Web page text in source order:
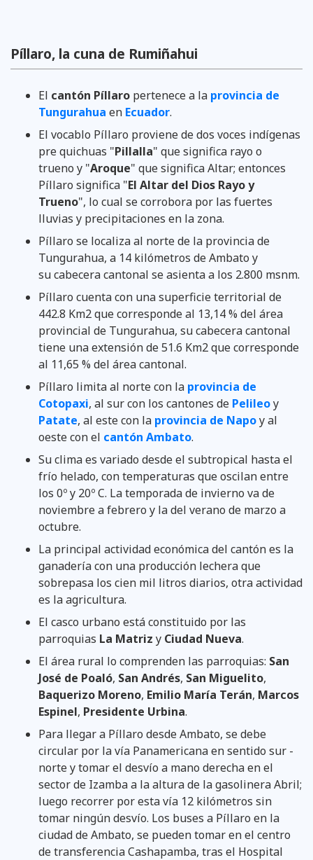
Píllaro, la cuna de Rumiñahui
El cantón Píllaro pertenece a la provincia de
Tungurahua en Ecuador.
El vocablo Píllaro proviene de dos voces indígenas
pre quichuas "Pillalla" que significa rayo o
trueno y "Aroque" que significa Altar; entonces
Píllaro significa "El Altar del Dios Rayo y
Trueno", lo cual se corrobora por las fuertes
lluvias y precipitaciones en la zona.
Píllaro se localiza al norte de la provincia de
Tungurahua, a 14 kilómetros de Ambato y
su cabecera cantonal se asienta a los 2.800 msnm.
Píllaro cuenta con una superficie territorial de
442.8 Km2 que corresponde al 13,14 % del área
provincial de Tungurahua, su cabecera cantonal
tiene una extensión de 51.6 Km2 que corresponde
al 11,65 % del área cantonal.
Píllaro limita al norte con la provincia de
Cotopaxi, al sur con los cantones de Pelileoy
Patate, al este con la provincia de Napoy al
oeste con el cantón Ambato.
Su clima es variado desde el subtropical hasta el
frío helado, con temperaturas que oscilan entre
los 0º y 20º C. La temporada de invierno va de
noviembre a febrero y la del verano de marzo a
octubre.
La principal actividad económica del cantón es la
ganadería con una producción lechera que
sobrepasa los cien mil litros diarios, otra actividad
es la agricultura.
El casco urbano está constituido por las
parroquias La Matriz y Ciudad Nueva.
El área rural lo comprenden las parroquias: San
José de Poaló, San Andrés, San Miguelito,
Baquerizo Moreno, Emilio María Terán, Marcos
Espinel, Presidente Urbina.
Para llegar a Píllaro desde Ambato, se debe
circular por la vía Panamericana en sentido sur -
norte y tomar el desvío a mano derecha en el
sector de Izamba a la altura de la gasolinera Abril;
luego recorrer por esta vía 12 kilómetros sin
tomar ningún desvío. Los buses a Píllaro en la
ciudad de Ambato, se pueden tomar en el centro
de transferencia Cashapamba, tras el Hospital